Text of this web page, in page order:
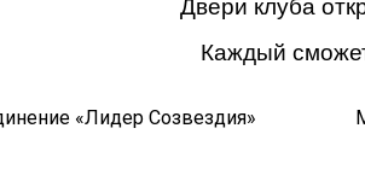
Двери клуба
Каждый
«Лидер Созвездия»